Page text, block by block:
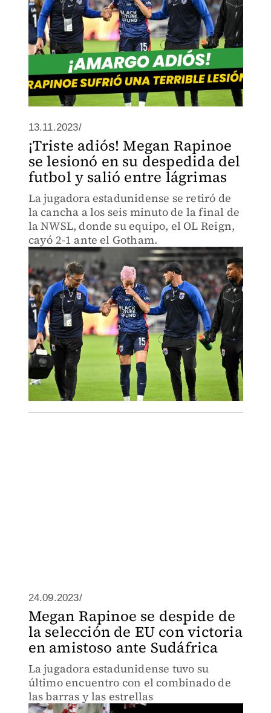
13.11.2023/
¡Triste adiós! Megan Rapinoe
se lesionó en su despedida del
futbol y salió entre lágrimas
La jugadora estadunidense se retiró de
la cancha a los seis minuto de la final de
la NWSL, donde su equipo, el OL Reign,
cayó 2-1 ante el Gotham.
24.09.2023/
Megan Rapinoe se despide de
la selección de EU con victoria
en amistoso ante Sudáfrica
La jugadora estadunidense tuvo su
último encuentro con el combinado de
las barras y las estrellas